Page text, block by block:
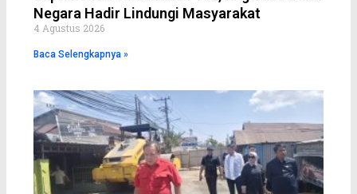
Negara Hadir Lindungi Masyarakat
4 Agustus 2026
Baca Selengkapnya »